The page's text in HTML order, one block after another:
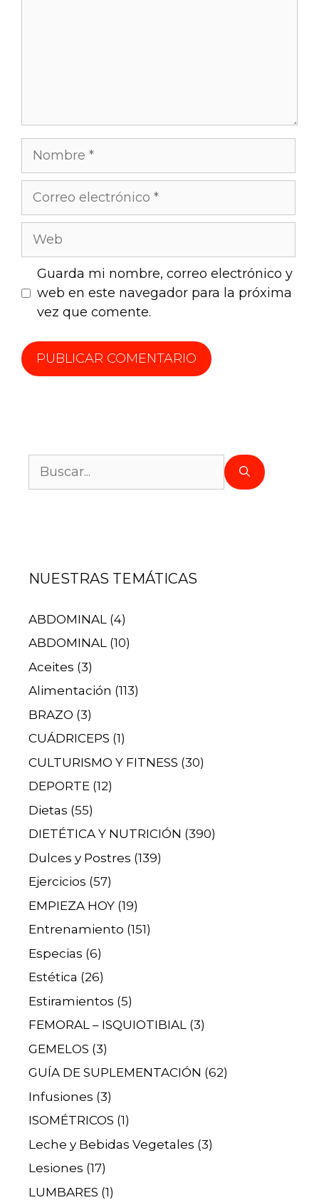
Guarda mi nombre, correo electrónico y
web en este navegador para la próxima
vez que comente.
NUESTRAS TEMÁTICAS
ABDOMINAL (4)
ABDOMINAL (10)
Aceites (3)
Alimentación (113)
BRAZO (3)
CUÁDRICEPS (1)
CULTURISMO Y FITNESS (30)
DEPORTE (12)
Dietas (55)
DIETÉTICA Y NUTRICIÓN (390)
Dulces y Postres (139)
Ejercicios (57)
EMPIEZA HOY (19)
Entrenamiento (151)
Especias (6)
Estética (26)
Estiramientos (5)
FEMORAL – ISQUIOTIBIAL (3)
GEMELOS (3)
GUÍA DE SUPLEMENTACIÓN (62)
Infusiones (3)
ISOMÉTRICOS (1)
Leche y Bebidas Vegetales (3)
Lesiones (17)
LUMBARES (1)